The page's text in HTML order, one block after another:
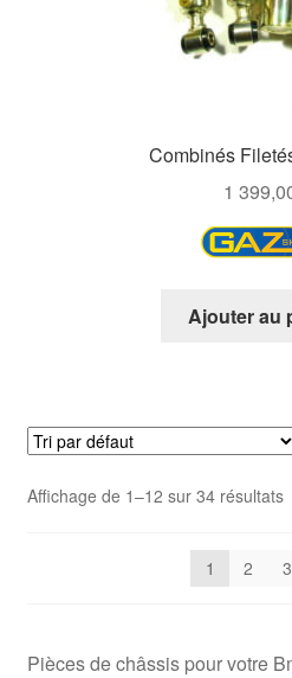
Combinés
1
Ajouter au
Affichage de 1–12 sur 34 résultats
1 2 3
Pièces de châssis pour votre